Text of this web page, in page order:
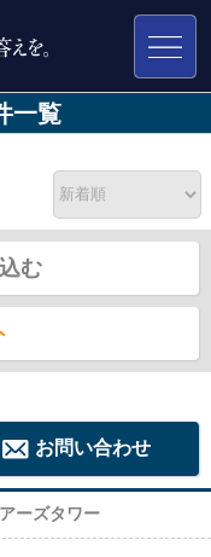
一覧
む
お問い合わせ
ーズタワー